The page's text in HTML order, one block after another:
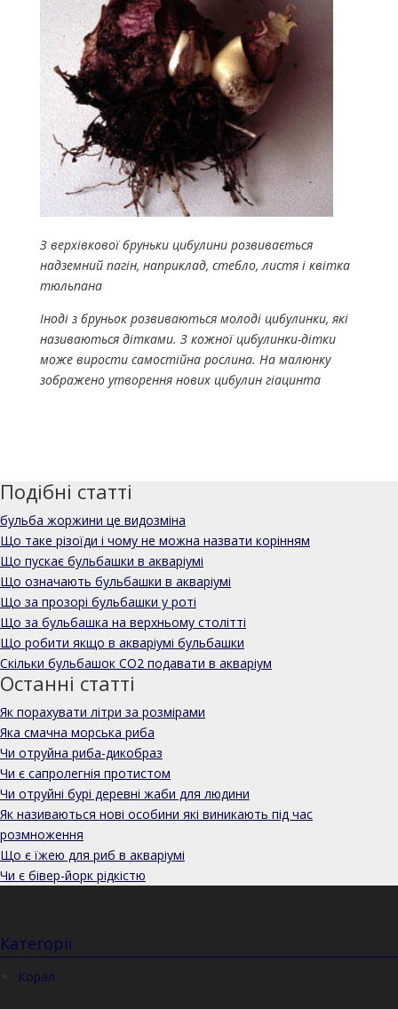
З верхівкової бруньки цибулини розвивається
надземний пагін, наприклад, стебло, листя і квітка
тюльпана
Іноді з бруньок розвиваються молоді цибулинки, які
називаються дітками. З кожної цибулинки-дітки
може вирости самостійна рослина. На малюнку
зображено утворення нових цибулин гіацинта
Подібні статті
бульба жоржини це видозміна
Що таке різоїди і чому не можна назвати корінням
Що пускає бульбашки в акваріумі
Що означають бульбашки в акваріумі
Що за прозорі бульбашки у роті
Що за бульбашка на верхньому столітті
Що робити якщо в акваріумі бульбашки
Скільки бульбашок CO2 подавати в акваріум
Останні статті
Як порахувати літри за розмірами
Яка смачна морська риба
Чи отруйна риба-дикобраз
Чи є сапролегнія протистом
Чи отруйні бурі деревні жаби для людини
Як називаються нові особини які виникають під час
розмноження
Що є їжею для риб в акваріумі
Чи є бівер-йорк рідкістю
Категорії
Корал